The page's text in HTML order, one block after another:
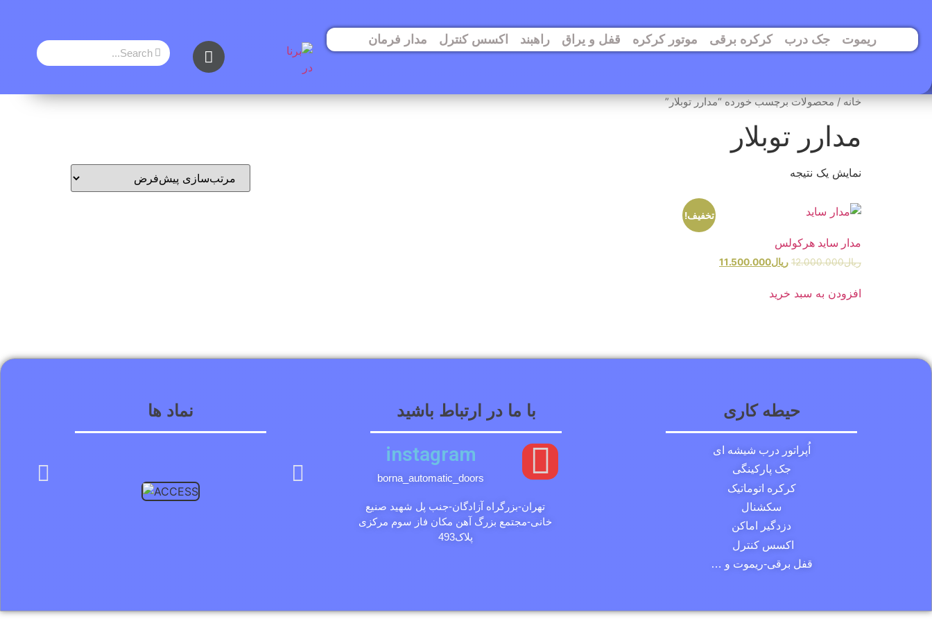
ریموت جک درب کرکره برقی موتور کرکره قفل و یراق راهبند اکسس کنترل مدار فرمان
خانه/ محصولات برچسب خورده “مدارر توبلار”
مدارر توبلار
نمایش یک نتیجه
تخفیف!
مدار ساید هرکولس
ریال12.000.000 ریال11.500.000
افزودن به سبد خرید
حیطه کاری
اُپراتور درب شیشه ای
جک پارکینگی
کرکره اتوماتیک
سکشنال
دزدگیر اماکن
اکسس کنترل
قفل برقی-ریموت و …
با ما در ارتباط باشید
instagram
borna_automatic_doors
تهران-بزرگراه آزادگان-جنب پل شهید صنیع
خانی-مجتمع بزرگ آهن مکان فاز سوم مرکزی
پلاک493
نماد ها